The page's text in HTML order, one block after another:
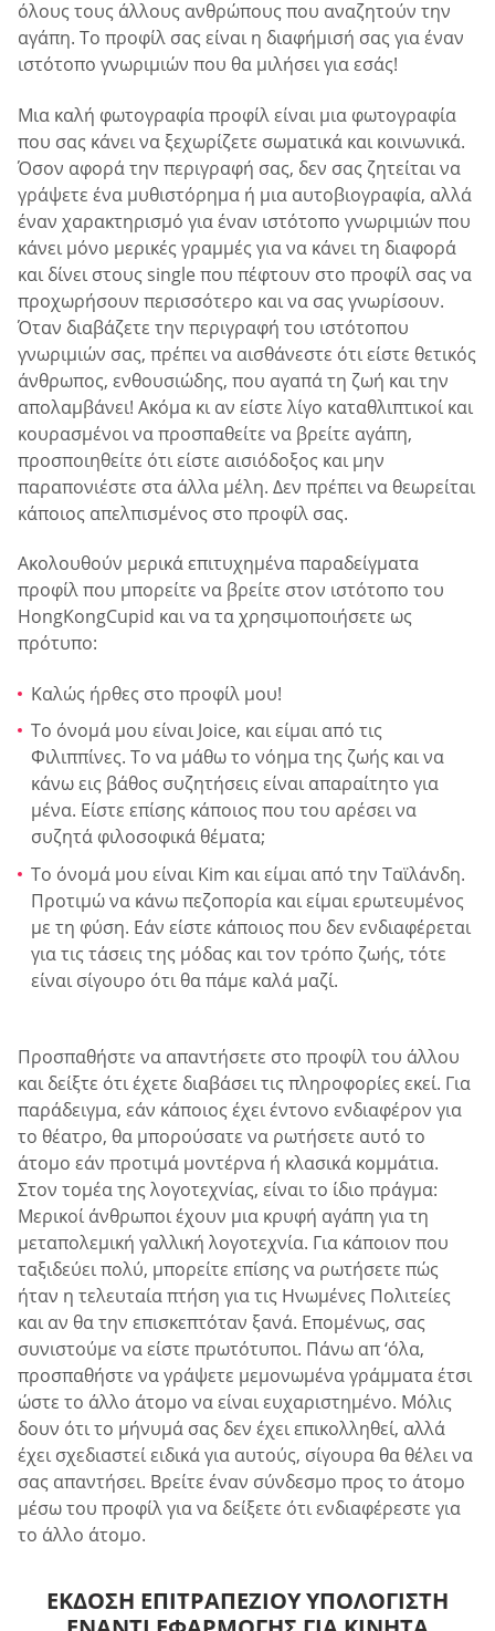
όλους τους άλλους ανθρώπους που αναζητούν την
αγάπη. Το προφίλ σας είναι η διαφήμισή σας για έναν
ιστότοπο γνωριμιών που θα μιλήσει για εσάς!
Μια καλή φωτογραφία προφίλ είναι μια φωτογραφία
που σας κάνει να ξεχωρίζετε σωματικά και κοινωνικά.
Όσον αφορά την περιγραφή σας, δεν σας ζητείται να
γράψετε ένα μυθιστόρημα ή μια αυτοβιογραφία, αλλά
έναν χαρακτηρισμό για έναν ιστότοπο γνωριμιών που
κάνει μόνο μερικές γραμμές για να κάνει τη διαφορά
και δίνει στους single που πέφτουν στο προφίλ σας να
προχωρήσουν περισσότερο και να σας γνωρίσουν.
Όταν διαβάζετε την περιγραφή του ιστότοπου
γνωριμιών σας, πρέπει να αισθάνεστε ότι είστε θετικός
άνθρωπος, ενθουσιώδης, που αγαπά τη ζωή και την
απολαμβάνει! Ακόμα κι αν είστε λίγο καταθλιπτικοί και
κουρασμένοι να προσπαθείτε να βρείτε αγάπη,
προσποιηθείτε ότι είστε αισιόδοξος και μην
παραπονιέστε στα άλλα μέλη. Δεν πρέπει να θεωρείται
κάποιος απελπισμένος στο προφίλ σας.
Ακολουθούν μερικά επιτυχημένα παραδείγματα
προφίλ που μπορείτε να βρείτε στον ιστότοπο του
HongKongCupid και να τα χρησιμοποιήσετε ως
πρότυπο:
Καλώς ήρθες στο προφίλ μου!
Το όνομά μου είναι Joice, και είμαι από τις
Φιλιππίνες. Το να μάθω το νόημα της ζωής και να
κάνω εις βάθος συζητήσεις είναι απαραίτητο για
μένα. Είστε επίσης κάποιος που του αρέσει να
συζητά φιλοσοφικά θέματα;
Το όνομά μου είναι Kim και είμαι από την Ταϊλάνδη.
Προτιμώ να κάνω πεζοπορία και είμαι ερωτευμένος
με τη φύση. Εάν είστε κάποιος που δεν ενδιαφέρεται
για τις τάσεις της μόδας και τον τρόπο ζωής, τότε
είναι σίγουρο ότι θα πάμε καλά μαζί.
Προσπαθήστε να απαντήσετε στο προφίλ του άλλου
και δείξτε ότι έχετε διαβάσει τις πληροφορίες εκεί. Για
παράδειγμα, εάν κάποιος έχει έντονο ενδιαφέρον για
το θέατρο, θα μπορούσατε να ρωτήσετε αυτό το
άτομο εάν προτιμά μοντέρνα ή κλασικά κομμάτια.
Στον τομέα της λογοτεχνίας, είναι το ίδιο πράγμα:
Μερικοί άνθρωποι έχουν μια κρυφή αγάπη για τη
μεταπολεμική γαλλική λογοτεχνία. Για κάποιον που
ταξιδεύει πολύ, μπορείτε επίσης να ρωτήσετε πώς
ήταν η τελευταία πτήση για τις Ηνωμένες Πολιτείες
και αν θα την επισκεπτόταν ξανά. Επομένως, σας
συνιστούμε να είστε πρωτότυποι. Πάνω απ ‘όλα,
προσπαθήστε να γράψετε μεμονωμένα γράμματα έτσι
ώστε το άλλο άτομο να είναι ευχαριστημένο. Μόλις
δουν ότι το μήνυμά σας δεν έχει επικολληθεί, αλλά
έχει σχεδιαστεί ειδικά για αυτούς, σίγουρα θα θέλει να
σας απαντήσει. Βρείτε έναν σύνδεσμο προς το άτομο
μέσω του προφίλ για να δείξετε ότι ενδιαφέρεστε για
το άλλο άτομο.
ΈΚΔΟΣΗ ΕΠΙΤΡΑΠΈΖΙΟΥ ΥΠΟΛΟΓΙΣΤΉ